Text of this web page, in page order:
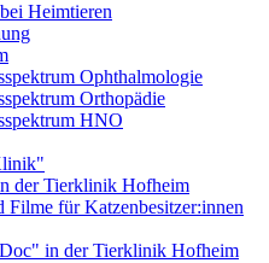
Heimtieren
Ophthalmologie
Orthopädie
HNO
der Tierklinik Hofheim
Filme für Katzenbesitzer:innen
in der Tierklinik Hofheim